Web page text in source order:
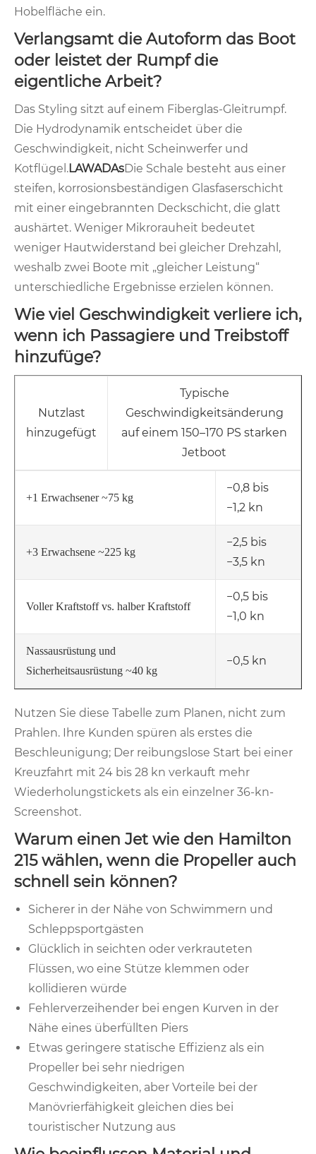
Hobelfläche ein.
Verlangsamt die Autoform das Boot
oder leistet der Rumpf die
eigentliche Arbeit?
Das Styling sitzt auf einem Fiberglas-Gleitrumpf.
Die Hydrodynamik entscheidet über die
Geschwindigkeit, nicht Scheinwerfer und
Kotflügel.LAWADAsDie Schale besteht aus einer
steifen, korrosionsbeständigen Glasfaserschicht
mit einer eingebrannten Deckschicht, die glatt
aushärtet. Weniger Mikrorauheit bedeutet
weniger Hautwiderstand bei gleicher Drehzahl,
weshalb zwei Boote mit „gleicher Leistung“
unterschiedliche Ergebnisse erzielen können.
Wie viel Geschwindigkeit verliere ich,
wenn ich Passagiere und Treibstoff
hinzufüge?
Nutzlast
hinzugefügt
Typische
Geschwindigkeitsänderung
auf einem 150–170 PS starken
Jetboot
+1 Erwachsener ~75 kg
−0,8 bis
−1,2 kn
+3 Erwachsene ~225 kg
−2,5 bis
−3,5 kn
Voller Kraftstoff vs. halber Kraftstoff
−0,5 bis
−1,0 kn
Nassausrüstung und
Sicherheitsausrüstung ~40 kg
−0,5 kn
Nutzen Sie diese Tabelle zum Planen, nicht zum
Prahlen. Ihre Kunden spüren als erstes die
Beschleunigung; Der reibungslose Start bei einer
Kreuzfahrt mit 24 bis 28 kn verkauft mehr
Wiederholungstickets als ein einzelner 36-kn-
Screenshot.
Warum einen Jet wie den Hamilton
215 wählen, wenn die Propeller auch
schnell sein können?
Sicherer in der Nähe von Schwimmern und
Schleppsportgästen
Glücklich in seichten oder verkrauteten
Flüssen, wo eine Stütze klemmen oder
kollidieren würde
Fehlerverzeihender bei engen Kurven in der
Nähe eines überfüllten Piers
Etwas geringere statische Effizienz als ein
Propeller bei sehr niedrigen
Geschwindigkeiten, aber Vorteile bei der
Manövrierfähigkeit gleichen dies bei
touristischer Nutzung aus